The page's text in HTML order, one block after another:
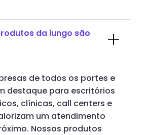
da iungo são
de todos os portes e
destaque para escritórios
clínicas, call centers e
um atendimento
Nossos produtos